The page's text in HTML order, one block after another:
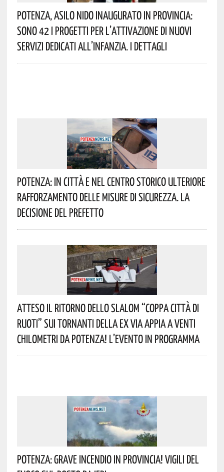
Potenza, Asilo Nido Inaugurato In Provincia:
Sono 42 I Progetti Per L’attivazione Di Nuovi
Servizi Dedicati All’infanzia. I Dettagli
Potenza: In Città E Nel Centro Storico Ulteriore
Rafforzamento Delle Misure Di Sicurezza. La
Decisione Del Prefetto
Atteso Il Ritorno Dello Slalom “Coppa Città Di
Ruoti” Sui Tornanti Della Ex Via Appia A Venti
Chilometri Da Potenza! L’evento In Programma
Potenza: Grave Incendio In Provincia! Vigili Del